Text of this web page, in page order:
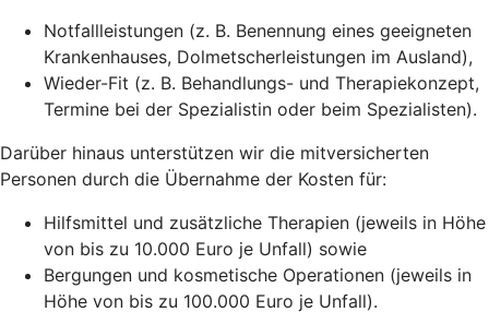
Notfallleistungen (z. B. Benennung eines geeigneten
Krankenhauses, Dolmetscherleistungen im Ausland),
Wieder-Fit (z. B. Behandlungs- und Therapiekonzept,
Termine bei der Spezialistin oder beim Spezialisten).
Darüber hinaus unterstützen wir die mitversicherten
Personen durch die Übernahme der Kosten für:
Hilfsmittel und zusätzliche Therapien (jeweils in Höhe
von bis zu 10.000 Euro je Unfall) sowie
Bergungen und kosmetische Operationen (jeweils in
Höhe von bis zu 100.000 Euro je Unfall).